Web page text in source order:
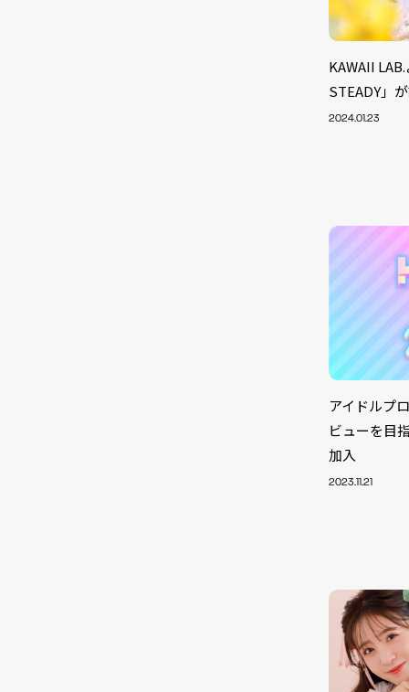
KAWAII
STEADY」
2024.01.23
アイドルプ
ビューを目
加入
2023.11.21